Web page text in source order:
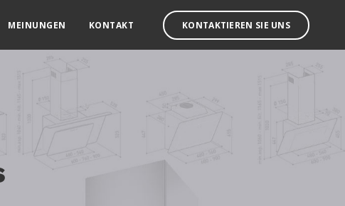
MEINUNGEN KONTAKT KONTAKTIEREN SIE UNS